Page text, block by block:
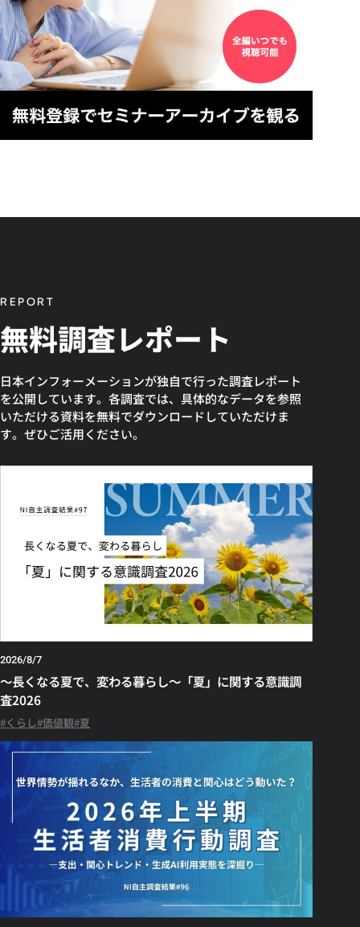
REPORT
無料調査レポート
日本インフォーメーションが独自で行った調査レポート
を公開しています。各調査では、具体的なデータを参照
いただける資料を無料でダウンロードしていただけま
す。ぜひご活用ください。
2026/8/7
～長くなる夏で、変わる暮らし～「夏」に関する意識調
査2026
くらし 価値観 夏